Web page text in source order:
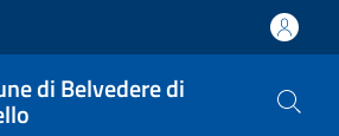
di Belvedere di